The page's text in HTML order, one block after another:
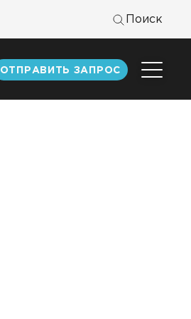
Поиск
ОТПРАВИТЬ ЗАПРОС